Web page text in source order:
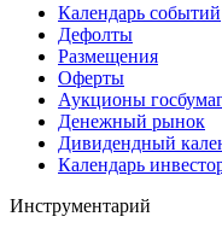
Календарь событий
Дефолты
Размещения
Оферты
Аукционы
Денежный рынок
Дивидендный
Календарь
Инструментарий